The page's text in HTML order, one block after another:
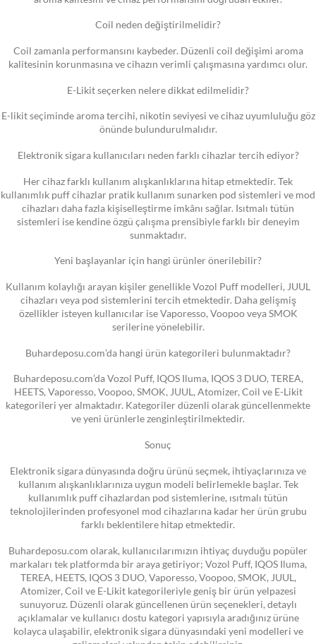
Coil neden değiştirilmelidir?
Coil zamanla performansını kaybeder. Düzenli coil değişimi aroma
kalitesinin korunmasına ve cihazın verimli çalışmasına yardımcı olur.
E-Likit seçerken nelere dikkat edilmelidir?
E-likit seçiminde aroma tercihi, nikotin seviyesi ve cihaz uyumluluğu göz
önünde bulundurulmalıdır.
Elektronik sigara kullanıcıları neden farklı cihazlar tercih ediyor?
Her cihaz farklı kullanım alışkanlıklarına hitap etmektedir. Tek
kullanımlık puff cihazlar pratik kullanım sunarken pod sistemleri ve mod
cihazları daha fazla kişiselleştirme imkânı sağlar. Isıtmalı tütün
sistemleri ise kendine özgü çalışma prensibiyle farklı bir deneyim
sunmaktadır.
Yeni başlayanlar için hangi ürünler önerilebilir?
Kullanım kolaylığı arayan kişiler genellikle Vozol Puff modelleri, JUUL
cihazları veya pod sistemlerini tercih etmektedir. Daha gelişmiş
özellikler isteyen kullanıcılar ise Vaporesso, Voopoo veya SMOK
serilerine yönelebilir.
Buhardeposu.com’da hangi ürün kategorileri bulunmaktadır?
Buhardeposu.com’da Vozol Puff, IQOS Iluma, IQOS 3 DUO, TEREA,
HEETS, Vaporesso, Voopoo, SMOK, JUUL, Atomizer, Coil ve E-Likit
kategorileri yer almaktadır. Kategoriler düzenli olarak güncellenmekte
ve yeni ürünlerle zenginleştirilmektedir.
Sonuç
Elektronik sigara dünyasında doğru ürünü seçmek, ihtiyaçlarınıza ve
kullanım alışkanlıklarınıza uygun modeli belirlemekle başlar. Tek
kullanımlık puff cihazlardan pod sistemlerine, ısıtmalı tütün
teknolojilerinden profesyonel mod cihazlarına kadar her ürün grubu
farklı beklentilere hitap etmektedir.
Buhardeposu.com olarak, kullanıcılarımızın ihtiyaç duyduğu popüler
markaları tek platformda bir araya getiriyor; Vozol Puff, IQOS Iluma,
TEREA, HEETS, IQOS 3 DUO, Vaporesso, Voopoo, SMOK, JUUL,
Atomizer, Coil ve E-Likit kategorileriyle geniş bir ürün yelpazesi
sunuyoruz. Düzenli olarak güncellenen ürün seçenekleri, detaylı
açıklamalar ve kullanıcı dostu kategori yapısıyla aradığınız ürüne
kolayca ulaşabilir, elektronik sigara dünyasındaki yeni modelleri ve